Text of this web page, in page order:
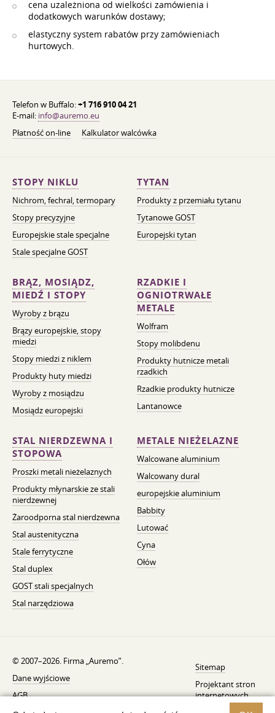
cena uzależniona od wielkości zamówienia i
dodatkowych warunków dostawy;
elastyczny system rabatów przy zamówieniach
hurtowych.
Telefon w Buffalo:+1 716 910 04 21
E-mail: info@auremo.eu
Płatność on-line
Kalkulator walcówka
STOPY NIKLU
Nichrom, fechral, termopary
Stopy precyzyjne
Europejskie stale specjalne
Stale specjalne GOST
TYTAN
Produkty z przemiału tytanu
Tytanowe GOST
Europejski tytan
BRĄZ, MOSIĄDZ,
MIEDŹ I STOPY
Wyroby z brązu
Brązy europejskie, stopy
miedzi
Stopy miedzi z niklem
Produkty huty miedzi
Wyroby z mosiądzu
Mosiądz europejski
RZADKIE I
OGNIOTRWAŁE
METALE
Wolfram
Stopy molibdenu
Produkty hutnicze metali
rzadkich
Rzadkie produkty hutnicze
Lantanowce
STAL NIERDZEWNA I
STOPOWA
Proszki metali nieżelaznych
Produkty młynarskie ze stali
nierdzewnej
Żaroodporna stal nierdzewna
Stal austenityczna
Stale ferrytyczne
Stal duplex
GOST stali specjalnych
Stal narzędziowa
METALE NIEŻELAZNE
Walcowane aluminium
Walcowany dural
europejskie aluminium
Babbity
Lutować
Cyna
Ołów
© 2007–2026. Firma „Auremo”.
Dane wyjściowe
AGB
Sitemap
Projektant stron
internetowych